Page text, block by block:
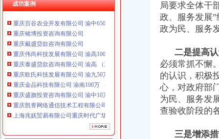
成功案例
杭州思锐贸易有限公司重庆分公司 渝中 （工商注册）
重庆铭博投资咨询有限公司
重庆戴盛贷款咨询有限公司
重庆伟尚科技发展有限公司 渝高100万 （工商注册）
重庆泰盛贷款咨询有限公司 渝高 （工商注册）
重庆欧氏科技发展有限公司 渝九50万 （进出口权）
重庆金品科技有限公司 渝南100万 （进出口权）
重庆盛旗投资咨询有限公司 渝中10万 （工商注册）
重庆凯誉网络通信技术工程有限公司渝中分公司 （工商注册）
上海兆妩贸易有限公司重庆时代广场分公司 渝中 （工商注册）
杭州思锐贸易有限公司重庆分公司 渝中 （工商注册）
重庆百谷农业开发有限公司 渝中650万 （注册）
局要求全体干
政、服务发展
政为民、服务
二是提高认
必须常抓不懈
的认识，积极
心，对政府部
为民、服务发
查验收阶段的
三是增添